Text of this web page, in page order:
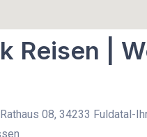
Reisen |
08, 34233 Fuldatal-